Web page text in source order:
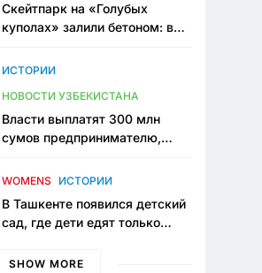
Скейтпарк на «Голубых
куполах» залили бетоном: в
одно общественное
ИСТОРИИ
НОВОСТИ УЗБЕКИСТАНА
Власти выплатят 300 млн
сумов предпринимателю,
тюрьме по незаконному
WOMENS ИСТОРИИ
В Ташкенте появился детский
сад, где дети едят только
мама, которая устала просить
SHOW MORE